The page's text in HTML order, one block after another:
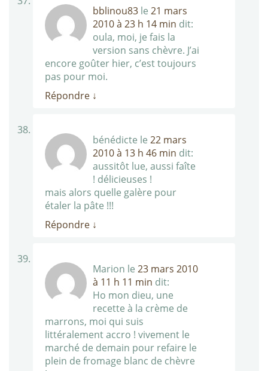
bblinou83 le 21 mars
2010 à 23 h 14 min dit:
oula, moi, je fais la
version sans chèvre. J’ai
encore goûter hier, c’est toujours
pas pour moi.
Répondre ↓
bénédicte le 22 mars
2010 à 13 h 46 min dit:
aussitôt lue, aussi faîte
! délicieuses !
mais alors quelle galère pour
étaler la pâte !!!
Répondre ↓
Marion le 23 mars 2010
à 11 h 11 min dit:
Ho mon dieu, une
recette à la crème de
marrons, moi qui suis
littéralement accro ! vivement le
marché de demain pour refaire le
plein de fromage blanc de chèvre